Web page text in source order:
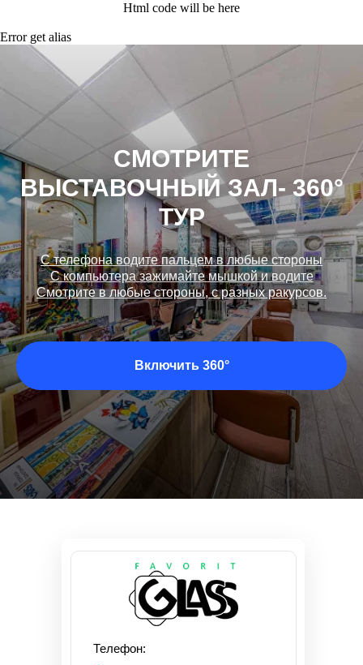
Html code will be here
Error get alias
СМОТРИТЕ
ВЫСТАВОЧНЫЙ ЗАЛ- 360°
ТУР
С телефона водите пальцем в любые стороны
С компьютера зажимайте мышкой и водите
Смотрите в любые стороны, с разных ракурсов.
Включить 360°
Телефон: